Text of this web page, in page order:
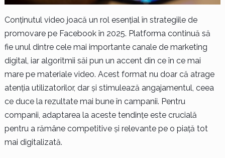
Conținutul video joacă un rol esențial în strategiile de
promovare pe Facebook în 2025. Platforma continuă să
fie unul dintre cele mai importante canale de marketing
digital, iar algoritmii săi pun un accent din ce în ce mai
mare pe materiale video. Acest format nu doar că atrage
atenția utilizatorilor, dar și stimulează angajamentul, ceea
ce duce la rezultate mai bune în campanii. Pentru
companii, adaptarea la aceste tendințe este crucială
pentru a rămâne competitive și relevante pe o piață tot
mai digitalizată.